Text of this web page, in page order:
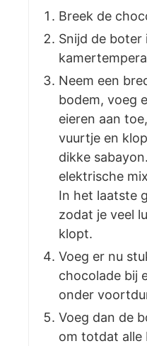
Breek de
Snijd de boter
Neem een
bodem, voeg
eieren aan
vuurtje en
dikke
elektrische
In het laatste
zodat je veel
klopt.
Voeg er nu
chocolade bij
onder
Voeg dan de
om totdat alle